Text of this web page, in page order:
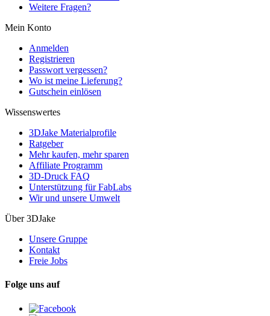
Weitere Fragen?
Mein Konto
Anmelden
Registrieren
Passwort vergessen?
Wo ist meine Lieferung?
Gutschein einlösen
Wissenswertes
3DJake Materialprofile
Ratgeber
Mehr kaufen, mehr sparen
Affiliate Programm
3D-Druck FAQ
Unterstützung für FabLabs
Wir und unsere Umwelt
Über 3DJake
Unsere Gruppe
Kontakt
Freie Jobs
Folge uns auf